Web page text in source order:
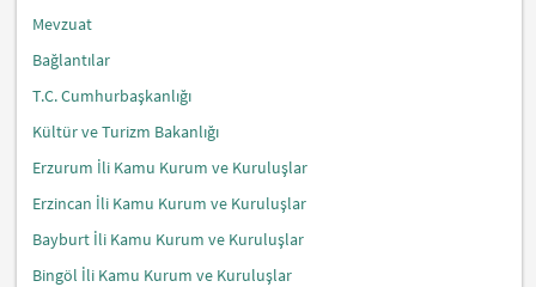
Mevzuat
Bağlantılar
T.C. Cumhurbaşkanlığı
Kültür ve Turizm Bakanlığı
Erzurum İli Kamu Kurum ve Kuruluşlar
Erzincan İli Kamu Kurum ve Kuruluşlar
Bayburt İli Kamu Kurum ve Kuruluşlar
Bingöl İli Kamu Kurum ve Kuruluşlar